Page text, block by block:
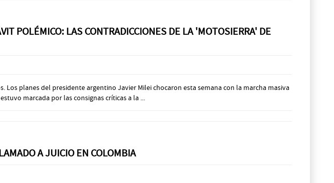
POLÉMICO: LAS CONTRADICCIONES DE LA 'MOTOSIERRA' DE
planes del presidente argentino Javier Milei chocaron esta semana con la marcha masiva
marcada por las consignas críticas a la ...
A JUICIO EN COLOMBIA